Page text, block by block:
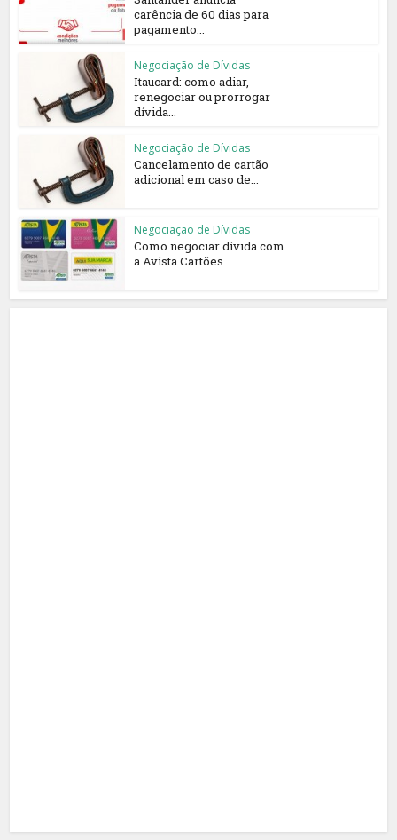
carência de 60 dias para
pagamento...
Negociação de Dívidas
Itaucard: como adiar,
renegociar ou prorrogar
dívida...
Negociação de Dívidas
Cancelamento de cartão
adicional em caso de...
Negociação de Dívidas
Como negociar dívida com
a Avista Cartões